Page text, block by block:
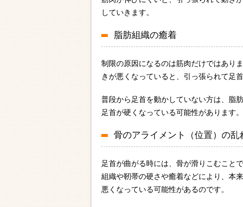
していきます。
脂肪組織の癒着
制限の原因になるのは筋肉だけではあり
きが悪くなっていると、引っ張られて足
普段から足首を動かしていない方は、脂
足首が硬くなっている可能性があります。
骨のアライメント（位置）の乱
足首が曲がる時には、骨が滑りこむこと
組織や靭帯の硬さや癒着などにより、本
悪くなっている可能性があるのです。